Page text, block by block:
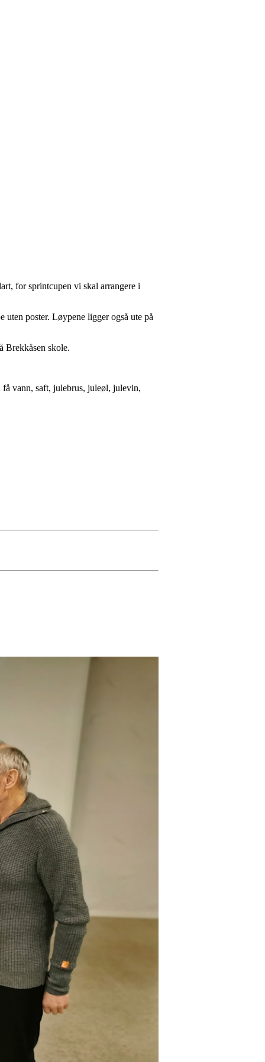
for sprintcupen vi skal arrangere i
uten poster. Løypene ligger også ute på
Brekkåsen skole.
vann, saft, julebrus, juleøl, julevin,